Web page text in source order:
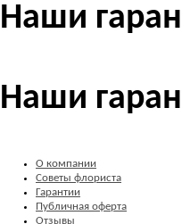
Наши
Наши
О компании
Советы флориста
Гарантии
Публичная оферта
Отзывы